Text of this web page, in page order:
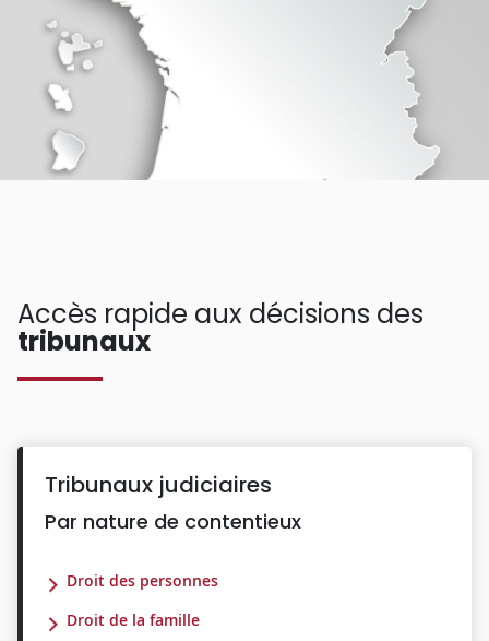
Accès rapide aux décisions des
tribunaux
Tribunaux judiciaires
Par nature de contentieux
Droit des personnes
Droit de la famille